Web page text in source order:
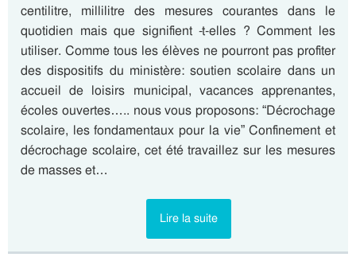
centilitre, millilitre des mesures courantes dans le
quotidien mais que signifient -t-elles ? Comment les
utiliser. Comme tous les élèves ne pourront pas profiter
des dispositifs du ministère: soutien scolaire dans un
accueil de loisirs municipal, vacances apprenantes,
écoles ouvertes….. nous vous proposons: “Décrochage
scolaire, les fondamentaux pour la vie” Confinement et
décrochage scolaire, cet été travaillez sur les mesures
de masses et…
Lire la suite